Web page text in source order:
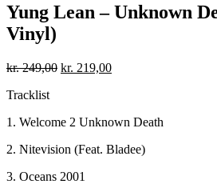
Yung Lean – Unknown
Vinyl)
kr.249,00 kr. 219,00
Tracklist
1. Welcome 2 Unknown Death
2. Nitevision (Feat. Bladee)
3. Oceans 2001